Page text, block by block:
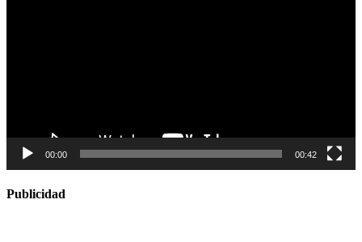
00:00 00:42
Publicidad